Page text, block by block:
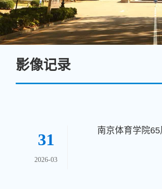
影像记录
31
2026-03
南京体育学院